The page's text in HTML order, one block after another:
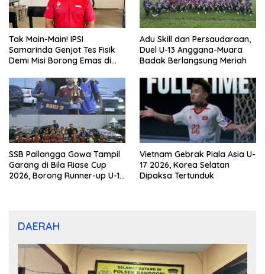
Tak Main-Main! IPSI
Samarinda Genjot Tes Fisik
Demi Misi Borong Emas di
Adu Skill dan Persaudaraan,
Duel U-13 Anggana-Muara
Badak Berlangsung Meriah
SSB Pallangga Gowa Tampil
Garang di Bila Riase Cup
2026, Borong Runner-up U-10
Vietnam Gebrak Piala Asia U-
17 2026, Korea Selatan
Dipaksa Tertunduk
DAERAH